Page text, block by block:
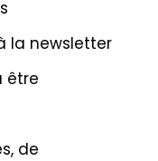
la newsletter
être
de